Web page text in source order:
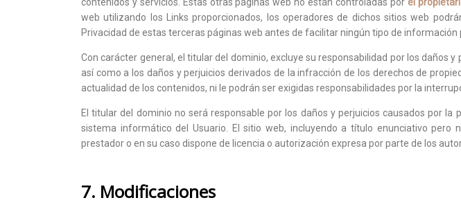
web utilizando los Links proporcionados, los operadores de dichos sitios web
Privacidad de estas terceras páginas web antes de facilitar ningún tipo de información
Con carácter general, el titular del dominio, excluye su responsabilidad por los daños
así como a los daños y perjuicios derivados de la infracción de los derechos de
actualidad de los contenidos, ni le podrán ser exigidas responsabilidades por la
El titular del dominio no será responsable por los daños y perjuicios causados por
sistema informático del Usuario. El sitio web, incluyendo a título enunciativo
prestador o en su caso dispone de licencia o autorización expresa por parte de los
7. Modificaciones